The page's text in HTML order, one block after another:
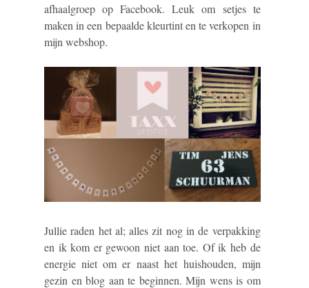
afhaalgroep op Facebook. Leuk om setjes te
maken in een bepaalde kleurtint en te verkopen in
mijn webshop.
Jullie raden het al; alles zit nog in de verpakking
en ik kom er gewoon niet aan toe. Of ik heb de
energie niet om er naast het huishouden, mijn
gezin en blog aan te beginnen. Mijn wens is om